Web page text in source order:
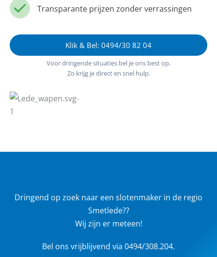
Transparante prijzen zonder verrassingen
Klik & Bel: 0494/30 82 04
Voor dringende situaties bel je ons best op.
Zo krijg je direct en snel hulp.
Dringend op zoek naar een slotenmaker in de regio
Smetlede??
Wij zijn er meteen!
Bel ons vrijblijvend via 0494/308.204.